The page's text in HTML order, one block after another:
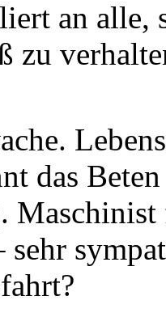
an alle,
zu
das
sehr